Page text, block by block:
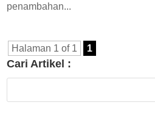
penambahan...
Halaman 1 of 1 1
Cari Artikel :